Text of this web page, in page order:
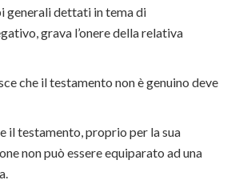
generali dettati in tema di
grava l’onere della relativa
che il testamento non è genuino deve
il testamento, proprio per la sua
non può essere equiparato ad una